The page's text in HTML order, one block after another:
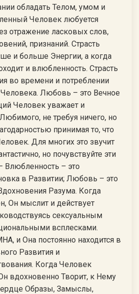
обладать Телом, умом и
Человек любуется
отражение ласковых слов,
признаний. Страсть
и больше Энергии, а когда
и влюбленность. Страсть
во времени и потреблении
Человека. Любовь – это Вечное
Человек уважает и
не требуя ничего, но
принимая то, что
Для многих это звучит
но почувствуйте эти
Влюбленность – это
в Развитии; Любовь – это
Разума. Когда
Он мыслит и действует
сексуальным
всплесками.
и Она постоянно находится в
Развития и
Когда Человек
вдохновенно Творит, к Нему
Образы, Замыслы,